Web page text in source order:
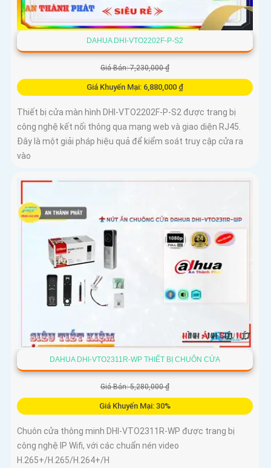
DAHUA DHI-VTO2202F-P-S2
Giá Bán: 7,230,000 ₫
Giá Khuyến Mại: 6,880,000 ₫
Thiết bị cửa màn hình DHI-VTO2202F-P-S2 được trang bị
công nghệ kết nối thông qua mạng web và giao diện RJ45.
Đây là một giải pháp hiệu quả để kiểm soát truy cập cửa ra
vào
DAHUA DHI-VTO2311R-WP THIẾT BỊ CHUÔN CỬA
Giá Bán: 5,280,000 ₫
Giá Khuyến Mại: 30%
Chuôn cửa thông minh DHI-VTO2311R-WP được trang bị
công nghệ IP Wifi, với các chuẩn nén video
H.265+/H.265/H.264+/H